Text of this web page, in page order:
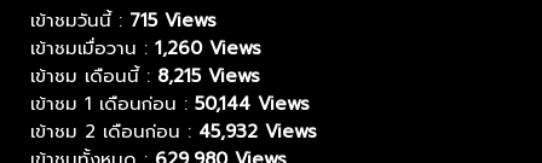
เข้าชมวันนี้ : 715 Views
เข้าชมเมื่อวาน : 1,260 Views
เข้าชม เดือนนี้ : 8,215 Views
เข้าชม 1 เดือนก่อน : 50,144 Views
เข้าชม 2 เดือนก่อน : 45,932 Views